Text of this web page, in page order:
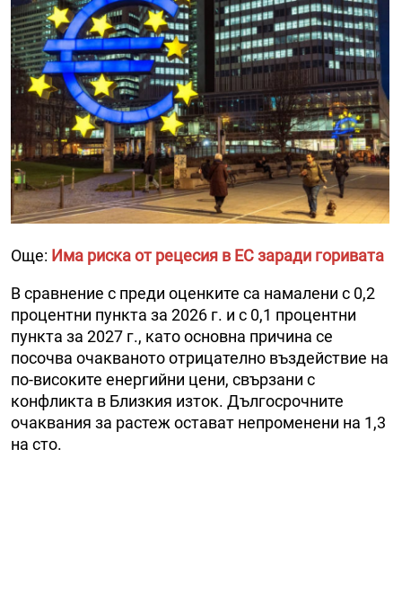
Още: Има риска от рецесия в ЕС заради горивата
В сравнение с преди оценките са намалени с 0,2
процентни пункта за 2026 г. и с 0,1 процентни
пункта за 2027 г., като основна причина се
посочва очакваното отрицателно въздействие на
по-високите енергийни цени, свързани с
конфликта в Близкия изток. Дългосрочните
очаквания за растеж остават непроменени на 1,3
на сто.